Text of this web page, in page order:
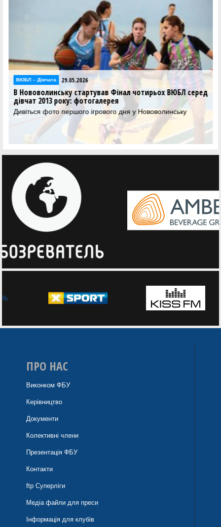
ВЮБЛ – Дiвчата 29.05.2026
ВЮБЛ серед дівчат 2013 року: команди Нововолинська
та Рівного розіграють титул
В Нововолинську розпочався Фінал чотирьох вікової
ПРО НАС
Виконком ФБУ
Керівництво
Документи
Колективні члени
Презентація ФБУ
Контакти
ftp Суперліги
Медіа файли для преси
Інформація для клубів